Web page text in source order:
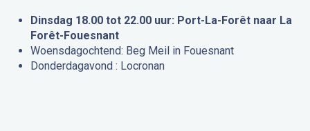
Dinsdag 18.00 tot 22.00 uur: Port-La-Forêt naar La
Forêt-Fouesnant
Woensdagochtend: Beg Meil in Fouesnant
Donderdagavond : Locronan